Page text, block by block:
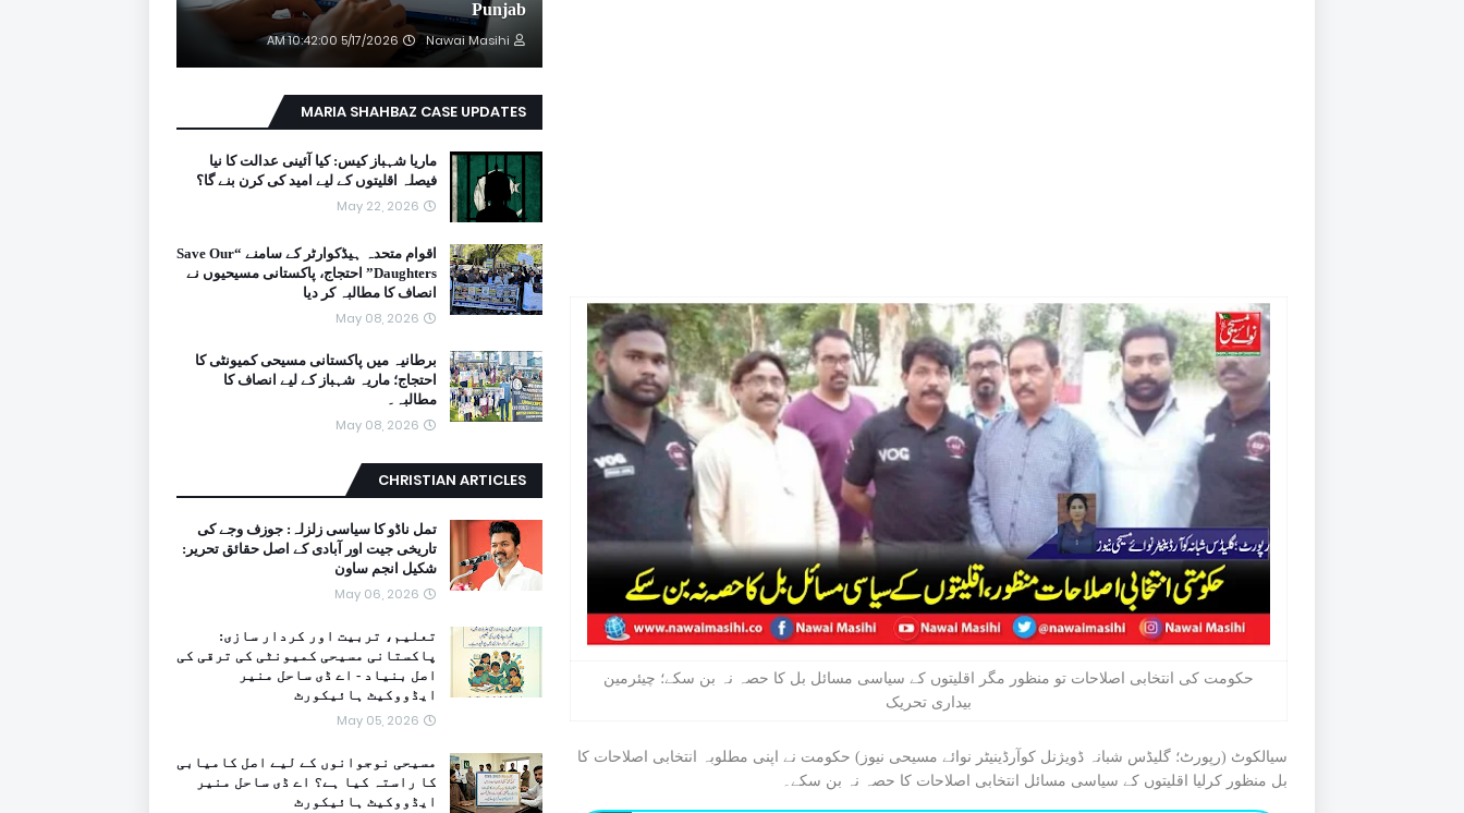
حکومت کی انتخابی اصلاحات تو منظور مگر اقلیتوں کے سیاسی مسائل بل کا حصہ نہ بن سکے؛ چیئرمین
بیداری تحریک
سیالکوٹ (رپورٹ؛ گلیڈس شبانہ ڈویژنل کوآرڈینیٹر نوائے مسیحی نیوز) حکومت نے اپنی مطلوبہ انتخابی اصلاحات کا
بل منظور کرلیا اقلیتوں کے سیاسی مسائل انتخابی اصلاحات کا حصہ نہ بن سکے۔
Punjab
Nawai Masihi
5/17/2026 10:42:00 AM
MARIA SHAHBAZ CASE UPDATES
ماریا شہباز کیس: کیا آئینی عدالت کا نیا
فیصلہ اقلیتوں کے لیے امید کی کرن بنے گا؟
May 22, 2026
اقوام متحدہ ہیڈکوارٹر کے سامنے “Save Our
Daughters” احتجاج، پاکستانی مسیحیوں نے
انصاف کا مطالبہ کر دیا
May 08, 2026
برطانیہ میں پاکستانی مسیحی کمیونٹی کا
احتجاج؛ ماریہ شہباز کے لیے انصاف کا
مطالبہ۔
May 08, 2026
CHRISTIAN ARTICLES
تمل ناڈو کا سیاسی زلزلہ: جوزف وجے کی
تاریخی جیت اور آبادی کے اصل حقائق تحریر:
شکیل انجم ساون
May 06, 2026
تعلیم، تربیت اور کردار سازی:
پاکستانی مسیحی کمیونٹی کی ترقی کی
اصل بنیاد - اے ڈی ساحل منیر
ایڈووکیٹ ہائیکورٹ
May 05, 2026
مسیحی نوجوانوں کے لیے اصل کامیابی
کا راستہ کیا ہے؟ اے ڈی ساحل منیر
ایڈووکیٹ ہائیکورٹ